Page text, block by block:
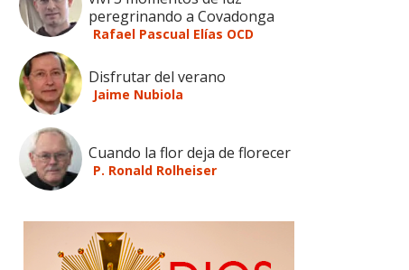
peregrinando a Covadonga
Rafael Pascual Elías OCD
Disfrutar del verano
Jaime Nubiola
Cuando la flor deja de florecer
P. Ronald Rolheiser